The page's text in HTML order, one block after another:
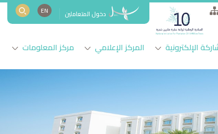
دخول المتعاملين EN
الإلكترونية المركز الإعلامي مركز المعلومات